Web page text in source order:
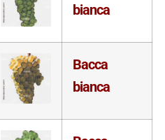
bianca
Bacca
bianca